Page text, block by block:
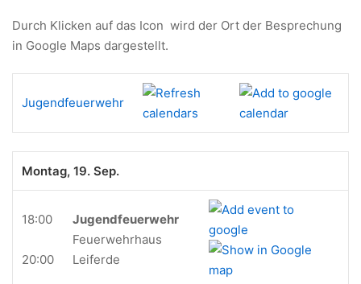
Durch Klicken auf das Icon wird der Ort der Besprechung
in Google Maps dargestellt.
Jugendfeuerwehr
Montag, 19. Sep.
18:00
20:00
Jugendfeuerwehr
Feuerwehrhaus
Leiferde